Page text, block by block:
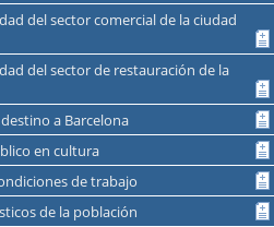
destino a Barcelona
en cultura
de trabajo
de la población